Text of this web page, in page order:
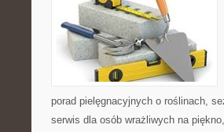
porad pielęgnacyjnych o roślinach,
serwis dla osób wrażliwych na